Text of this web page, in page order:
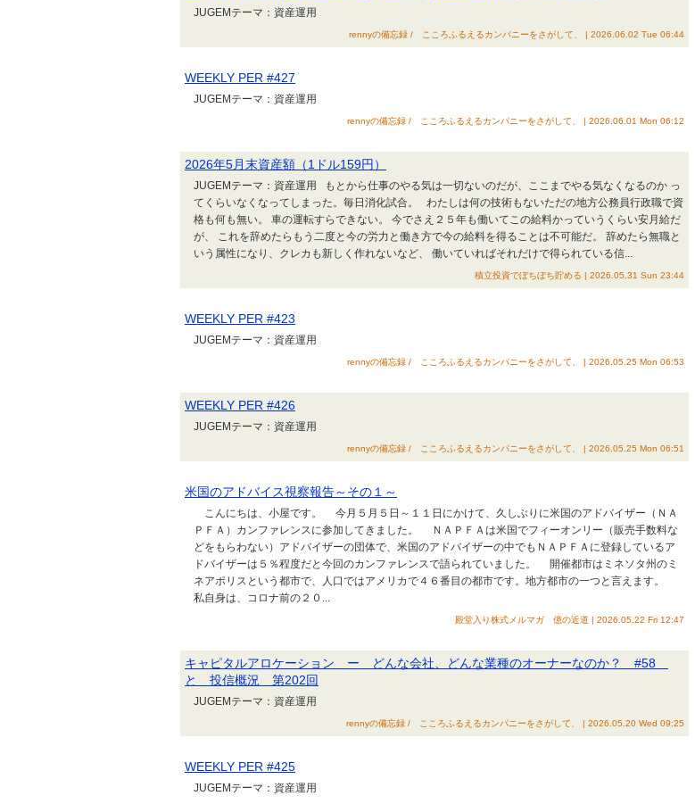
JUGEMテーマ：資産運用
rennyの備忘録 / こころふるえるカンパニーをさがして、 | 2026.06.02 Tue 06:44
WEEKLY PER #427
JUGEMテーマ：資産運用
rennyの備忘録 / こころふるえるカンパニーをさがして、 | 2026.06.01 Mon 06:12
2026年5月末資産額（1ドル159円）
JUGEMテーマ：資産運用 もとから仕事のやる気は一切ないのだが、ここまでやる気なくなるのか っ
てくらいなくなってしまった。毎日消化試合。 わたしは何の技術もないただの地方公務員行政職で資
格も何も無い。 車の運転すらできない。 今でさえ２５年も働いてこの給料かっていうくらい安月給だ
が、 これを辞めたらもう二度と今の労力と働き方で今の給料を得ることは不可能だ。 辞めたら無職と
いう属性になり、クレカも新しく作れないなど、 働いていればそれだけで得られている信...
積立投資でぼちぼち貯める | 2026.05.31 Sun 23:44
WEEKLY PER #423
JUGEMテーマ：資産運用
rennyの備忘録 / こころふるえるカンパニーをさがして、 | 2026.05.25 Mon 06:53
WEEKLY PER #426
JUGEMテーマ：資産運用
rennyの備忘録 / こころふるえるカンパニーをさがして、 | 2026.05.25 Mon 06:51
米国のアドバイス視察報告～その１～
こんにちは、小屋です。 今月５月５日～１１日にかけて、久しぶりに米国のアドバイザー（ＮＡ
ＰＦＡ）カンファレンスに参加してきました。 ＮＡＰＦＡは米国でフィーオンリー（販売手数料な
どをもらわない）アドバイザーの団体で、米国のアドバイザーの中でもＮＡＰＦＡに登録しているア
ドバイザーは５％程度だと今回のカンファレンスで語られていました。 開催都市はミネソタ州のミ
ネアポリスという都市で、人口ではアメリカで４６番目の都市です。地方都市の一つと言えます。
私自身は、コロナ前の２０...
殿堂入り株式メルマガ 億の近道 | 2026.05.22 Fri 12:47
キャピタルアロケーション ー どんな会社、どんな業種のオーナーなのか？ #58
と 投信概況 第202回
JUGEMテーマ：資産運用
rennyの備忘録 / こころふるえるカンパニーをさがして、 | 2026.05.20 Wed 09:25
WEEKLY PER #425
JUGEMテーマ：資産運用